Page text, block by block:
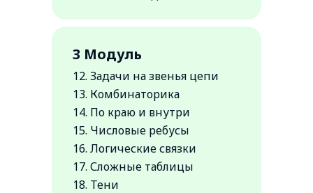
Ученики вместе с завриками
волшебника пять волшебных
миров, выполняя
математические задания
Запишитесь на открытый урок
по математике
Попробуйте
бесплатно!
3 Модуль
12. Задачи на звенья цепи
13. Комбинаторика
14. По краю и внутри
15. Числовые ребусы
16. Логические связки
17. Сложные таблицы
18. Тени